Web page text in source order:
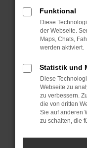
Fenster?
Starte dein
Das kann
Probleme zu
sind.
Veraltete
führen, dass
unterstützt
Wende dich
Funktional
Diese
der Webseite.
Maps, Chats,
werden aktiviert.
Statistik und
Diese
Webseite zu
zu verbessern.
die von dritten
Sie auf anderen
zu schalten, die